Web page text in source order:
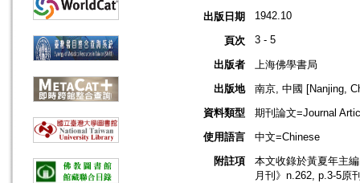
出版日期 1942.10
頁次 3 - 5
出版者
上海佛學書局
出版地
南京, 中國 [Nanjing,
資料類型
期刊論文=Journal
使用語言
中文=Chinese
附註項
本文收錄於黃夏年主
月刊》n.262, p.3-5原